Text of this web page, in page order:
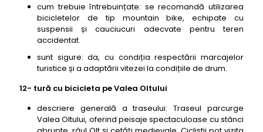
cum trebuie întrebuințate: se recomandă utilizarea
bicicletelor de tip mountain bike, echipate cu
suspensii și cauciucuri adecvate pentru teren
accidentat.
sunt sigure: da, cu condiția respectării marcajelor
turistice și a adaptării vitezei la condițiile de drum.
12- tură cu bicicleta pe Valea Oltului
descriere generală a traseului: Traseul parcurge
Valea Oltului, oferind peisaje spectaculoase cu stânci